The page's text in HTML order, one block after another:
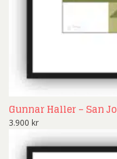
Gunnar Haller – San
3.900 kr